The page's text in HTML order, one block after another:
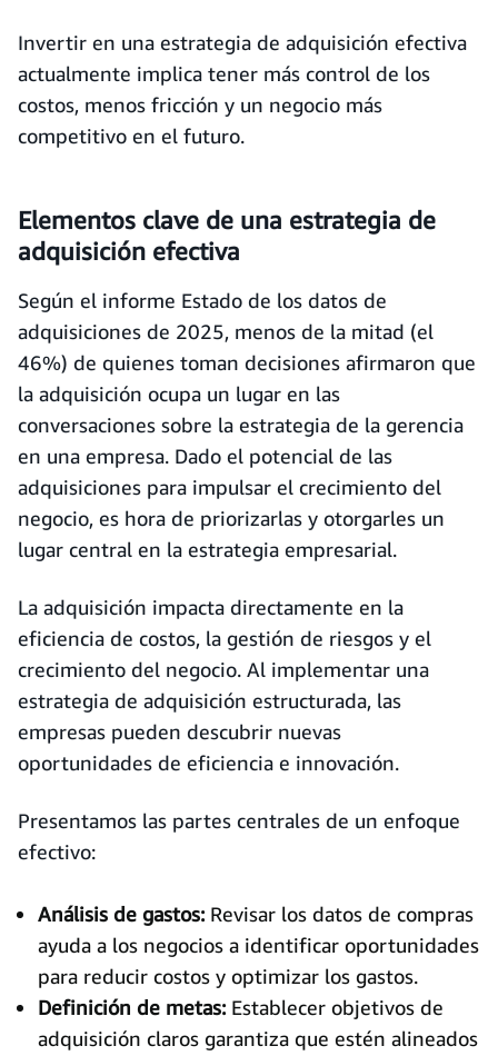
Invertir en una estrategia de adquisición efectiva
actualmente implica tener más control de los
costos, menos fricción y un negocio más
competitivo en el futuro.
Elementos clave de una estrategia de
adquisición efectiva
Según el informe Estado de los datos de
adquisiciones de 2025, menos de la mitad (el
46%) de quienes toman decisiones afirmaron que
la adquisición ocupa un lugar en las
conversaciones sobre la estrategia de la gerencia
en una empresa. Dado el potencial de las
adquisiciones para impulsar el crecimiento del
negocio, es hora de priorizarlas y otorgarles un
lugar central en la estrategia empresarial.
La adquisición impacta directamente en la
eficiencia de costos, la gestión de riesgos y el
crecimiento del negocio. Al implementar una
estrategia de adquisición estructurada, las
empresas pueden descubrir nuevas
oportunidades de eficiencia e innovación.
Presentamos las partes centrales de un enfoque
efectivo:
Análisis de gastos:Revisar los datos de compras
ayuda a los negocios a identificar oportunidades
para reducir costos y optimizar los gastos.
Definición de metas:Establecer objetivos de
adquisición claros garantiza que estén alineados